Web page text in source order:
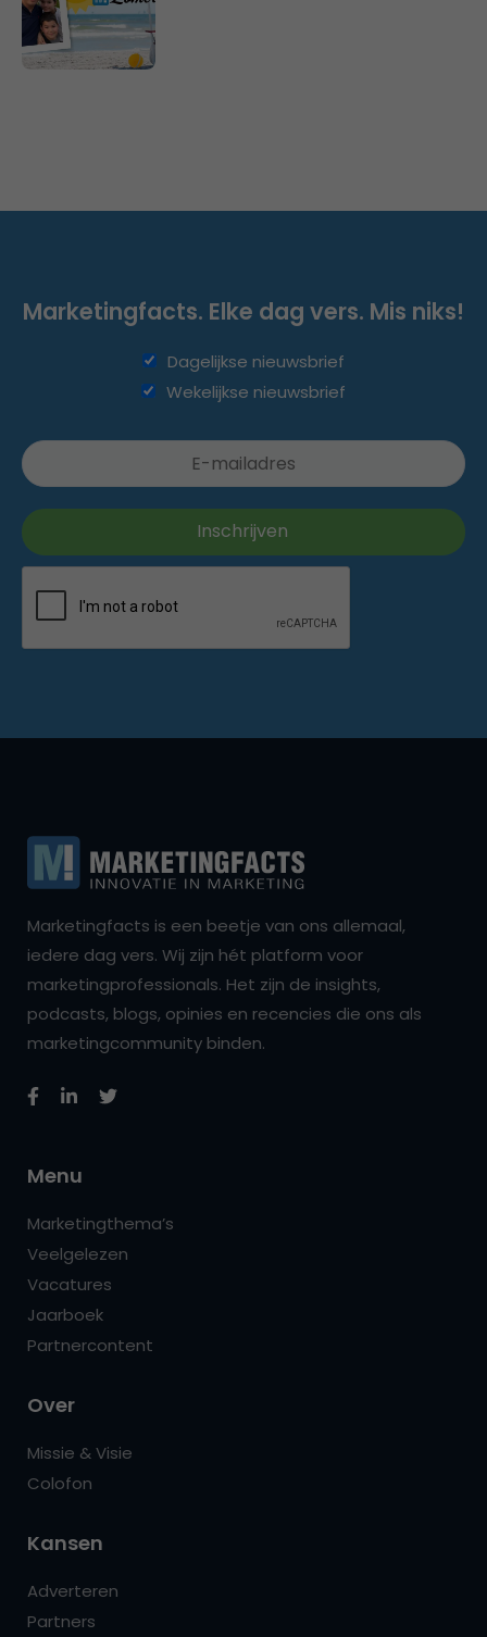
Marketingfacts. Elke dag vers. Mis niks!
Dagelijkse nieuwsbrief
Wekelijkse nieuwsbrief
Marketingfacts is een beetje van ons allemaal,
iedere dag vers. Wij zijn hét platform voor
marketingprofessionals. Het zijn de insights,
podcasts, blogs, opinies en recencies die ons als
marketingcommunity binden.
Menu
Marketingthema’s
Veelgelezen
Vacatures
Jaarboek
Partnercontent
Over
Missie & Visie
Colofon
Kansen
Adverteren
Partners